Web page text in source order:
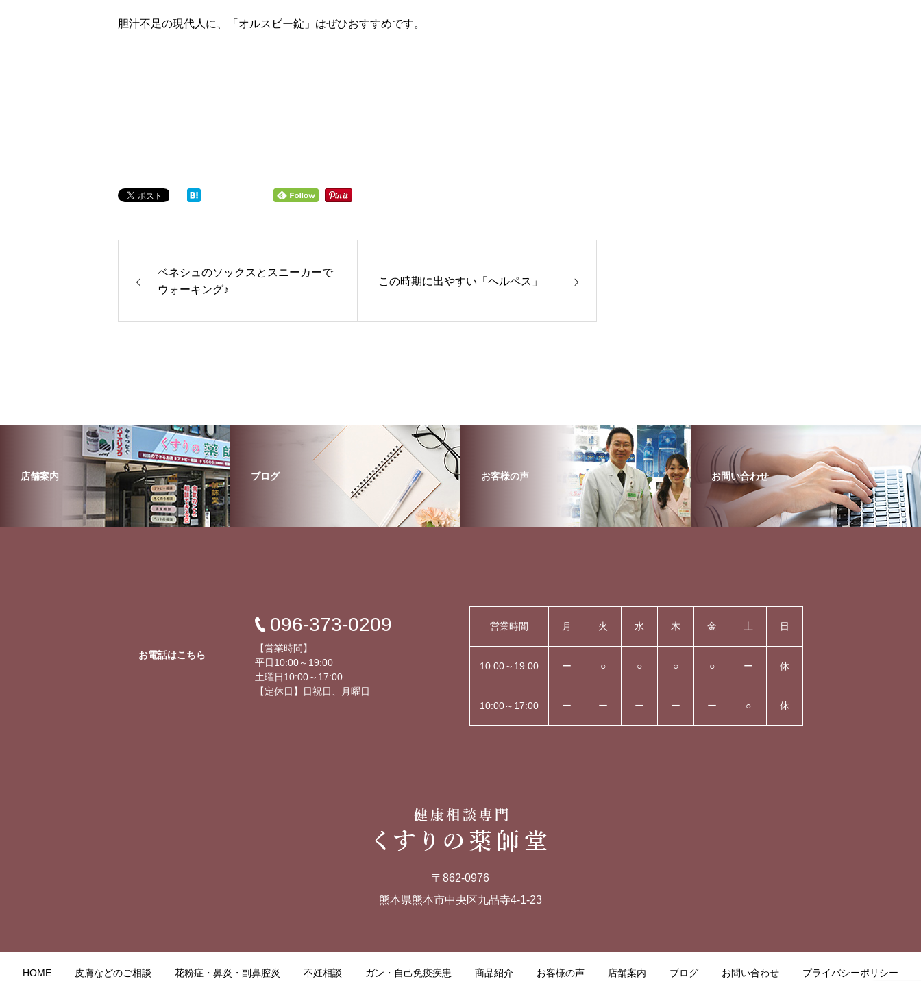
胆汁不足の現代人に、「オルスビー錠」はぜひおすすめです。
ベネシュのソックスとスニーカーで
ウォーキング♪
この時期に出やすい「ヘルペス」
店舗案内 ブログ お客様の声 お問い合わせ
お電話はこちら
096-373-0209
【営業時間】
平日10:00～19:00
土曜日10:00～17:00
【定休日】日祝日、月曜日
営業時間 月 火 水 木 金 土 日
10:00～19:00 ー ○ ○ ○ ○ ー 休
10:00～17:00 ー ー ー ー ー ○ 休
〒862-0976
熊本県熊本市中央区九品寺4-1-23
HOME 皮膚などのご相談 花粉症・鼻炎・副鼻腔炎 不妊相談 ガン・自己免疫疾患 商品紹介 お客様の声 店舗案内 ブログ お問い合わせ プライバシーポリシー